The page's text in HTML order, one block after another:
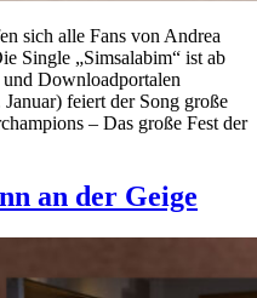
sich alle Fans von Andrea
Single „Simsalabim“ ist ab
Downloadportalen
feiert der Song große
– Das große Fest der
an der Geige